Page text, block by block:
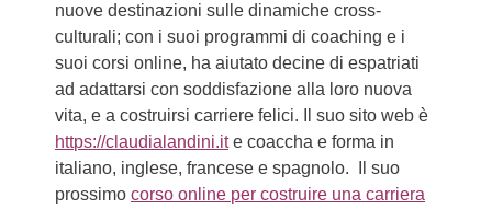
nuove destinazioni sulle dinamiche cross-
culturali; con i suoi programmi di coaching e i
suoi corsi online, ha aiutato decine di espatriati
ad adattarsi con soddisfazione alla loro nuova
vita, e a costruirsi carriere felici. Il suo sito web è
https://claudialandini.ite coaccha e forma in
italiano, inglese, francese e spagnolo. Il suo
prossimocorso online per costruire una carriera